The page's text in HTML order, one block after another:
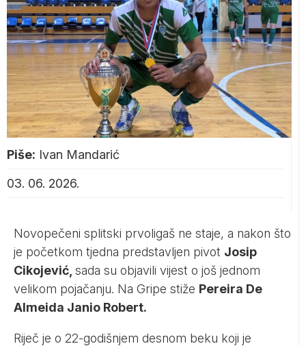
Piše: Ivan Mandarić
03. 06. 2026.
Novopečeni splitski prvoligaš ne staje, a nakon što
je početkom tjedna predstavljen pivot Josip
Cikojević, sada su objavili vijest o još jednom
velikom pojačanju. Na Gripe stiže Pereira De
Almeida Janio Robert.
Riječ je o 22-godišnjem desnom beku koji je